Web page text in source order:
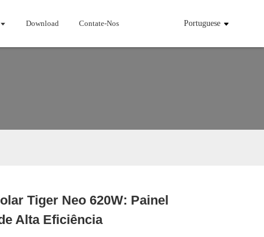
Download Contate-Nos Portuguese
Loading...
Loading...
Tiger Neo 620W: Painel
Alta Eficiência